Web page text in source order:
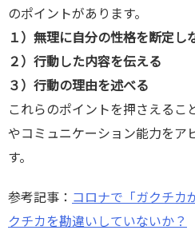
のポイントがあります。
１）無理に自分の性格を断定し
２）行動した内容を伝える
３）行動の理由を述べる
これらのポイントを押さえるこ
やコミュニケーション能力をア
す。
参考記事： コロナで「ガクチカ
クチカを勘違いしていないか？